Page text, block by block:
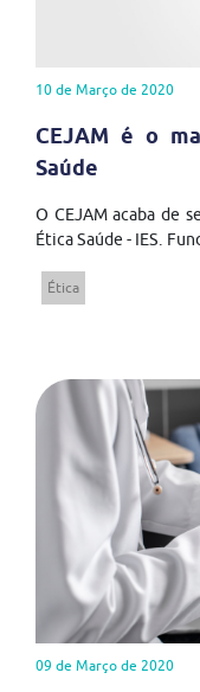
10 de Março de 2020
CEJAM é o
Saúde
O CEJAM acaba de
Ética Saúde - IES.
Ética
09 de Março de 2020